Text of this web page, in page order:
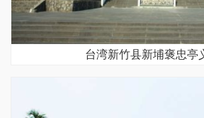
台湾新竹县新埔褒忠亭